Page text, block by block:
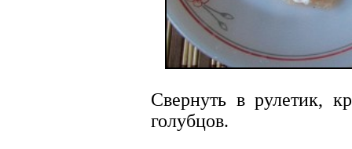
Cвернуть в рулетик,
голубцов.